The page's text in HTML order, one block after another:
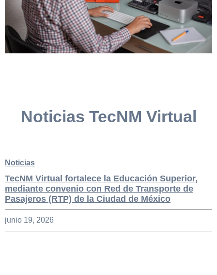
Noticias TecNM Virtual
Noticias
TecNM Virtual fortalece la Educación Superior,
mediante convenio con Red de Transporte de
Pasajeros (RTP) de la Ciudad de México
junio 19, 2026